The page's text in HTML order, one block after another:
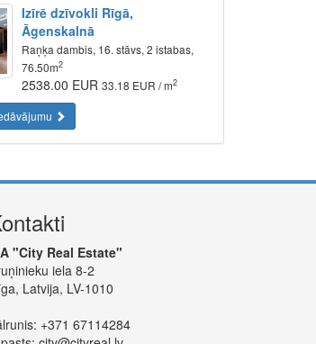
Izīrē dzīvokli Rīgā,
Āgenskalnā
Raņķa dambis, 16. stāvs, 2 istabas,
76.50m2
2538.00 EUR33.18 EUR / m2
"City Real Estate"
iela 8-2
Latvija, LV-1010
+371 67114284